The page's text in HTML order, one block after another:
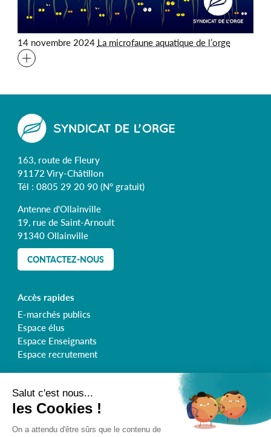
14 novembre 2024 La microfaune aquatique de l’orge
163, route de Fleury
91172 Viry-Châtillon
Tél : 0805 29 20 90(N° gratuit)
Antenne d'Ollainville
19, rue de Saint-Arnoult
91340 Ollainville
CONTACTEZ-NOUS
Accès rapides
E-marchés publics
Espace élus
Espace Enseignants
Espace recrutement
Retrouvez le Syndicat de l'Orge sur :